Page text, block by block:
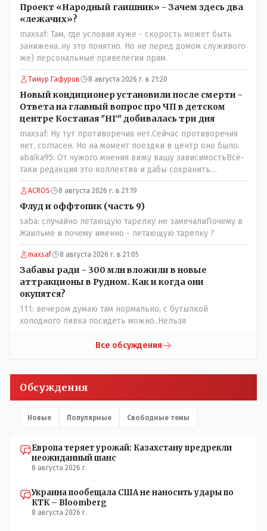
было в истории независимого Казахстана депутата
который что то указывал бы действующему президенту,
не иначе инопланетянин, ну а на чём инопланетяне
передвигаются?
Проект «Народный гаишник» - Зачем здесь два
«лежачих»?
maxsaf: Там, где условия хуже - скорость может быть
занижена..ну это понятно. Но не перед домом служивого
же) персональные привелегии прям.
Тимур Гафуров 8 августа 2026 г. в 21:20
Новый кондиционер установили после смерти -
Ответа на главный вопрос про ЧП в детском
центре Костаная "НГ" добивалась три дня
maxsaf: Ну тут противоречия нет.Сейчас противоречия
нет, согласен. Но на момент поездки в центр оно было.
abaika95: От чужого мнения вижу вашу зависимостьВсё-
таки редакция это коллектив и дабы сохранить
профессиональное лицо можно было бы и указать
Общественному объединению на не корректность
высказываний о вас в том тоне в котором была та
публикация.В комментарии от ОО было и мнение, и
факт. На мнение я ответил там же. В том же тоне
отвечать не намерен, но акценты расставил. А вот факт
нужно было проверить. Что мы и сделали. И если это вы
называете зависимостью, то у меня другое
представление об этом термине.
ACROS 8 августа 2026 г. в 21:19
Флуд и оффтопик (часть 9)
saba: случайно летающую тарелку не замечалиПочему в
Жаильме и почему именно - летающую тарелку ?
maxsaf 8 августа 2026 г. в 21:05
Забавы ради - 300 млн вложили в новые
аттракционы в Рудном. Как и когда они
окупятся?
111: вечером думаю там нормально, с бутылкой
холодного пивка посидеть можно..Нельзя
Все обсуждения
Обсуждения
Новые Популярные Свободные темы
Европа теряет урожай: Казахстану предрекли
неожиданный шанс
8 августа 2026 г.
Украина пообещала США не наносить удары по
КТК – Bloomberg
8 августа 2026 г.